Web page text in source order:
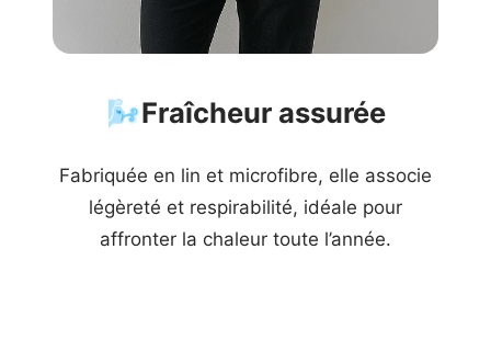
🌬️Fraîcheur assurée
Fabriquée en lin et microfibre, elle associe
légèreté et respirabilité, idéale pour
affronter la chaleur toute l’année.